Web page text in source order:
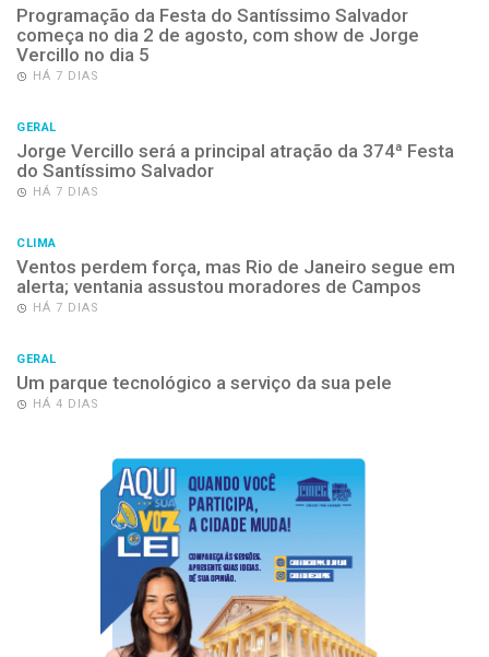
Programação da Festa do Santíssimo Salvador
começa no dia 2 de agosto, com show de Jorge
Vercillo no dia 5
HÁ 7 DIAS
GERAL
Jorge Vercillo será a principal atração da 374ª Festa
do Santíssimo Salvador
HÁ 7 DIAS
CLIMA
Ventos perdem força, mas Rio de Janeiro segue em
alerta; ventania assustou moradores de Campos
HÁ 7 DIAS
GERAL
Um parque tecnológico a serviço da sua pele
HÁ 4 DIAS